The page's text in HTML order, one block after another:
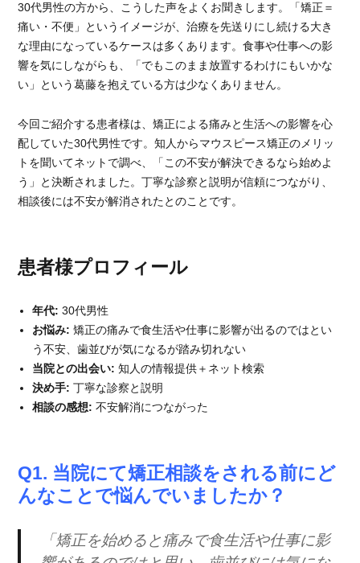
30代男性の方から、こうした声をよくお聞きします。「矯正＝
痛い・不便」というイメージが、治療を先送りにし続ける大き
な理由になっているケースは多くあります。食事や仕事への影
響を気にしながらも、「でもこのまま放置するわけにもいかな
い」という葛藤を抱えている方は少なくありません。
今回ご紹介する患者様は、矯正による痛みと生活への影響を心
配していた30代男性です。知人からマウスピース矯正のメリッ
トを聞いてネットで調べ、「この不安が解決できるなら始めよ
う」と決断されました。丁寧な診察と説明が信頼につながり、
相談後には不安が解消されたとのことです。
患者様プロフィール
年代: 30代男性
お悩み: 矯正の痛みで食生活や仕事に影響が出るのではとい
う不安、歯並びが気になるが踏み切れない
当院との出会い: 知人の情報提供＋ネット検索
決め手: 丁寧な診察と説明
相談の感想: 不安解消につながった
Q1. 当院にて矯正相談をされる前にど
んなことで悩んでいましたか？
「矯正を始めると痛みで食生活や仕事に影